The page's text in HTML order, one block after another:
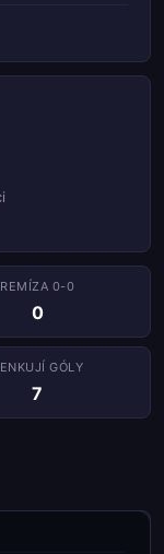
REMÍZA 0-0
0
GÓLY
7